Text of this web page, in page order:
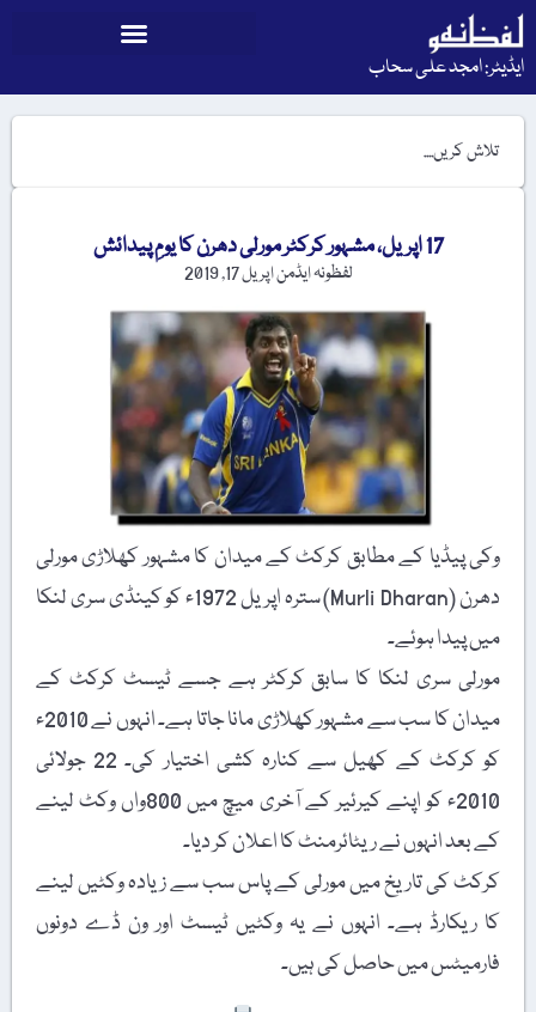
ایڈیٹر: امجد علی سحاب
17 اپریل، مشہور کرکٹر مورلی دھرن کا یومِ پیدائش
لفظونہ ایڈمناپریل 17, 2019
وکی پیڈیا کے مطابق کرکٹ کے میدان کا مشہور کھلاڑی مورلی
دھرن (Murli Dharan) سترہ اپریل 1972ء کو کینڈی سری لنکا
میں پیدا ہوئے۔
مورلی سری لنکا کا سابق کرکٹر ہے جسے ٹیسٹ کرکٹ کے
میدان کا سب سے مشہور کھلاڑی مانا جاتا ہے۔ انہوں نے 2010ء
کو کرکٹ کے کھیل سے کنارہ کشی اختیار کی۔ 22 جولائی
2010ء کو اپنے کیرئیر کے آخری میچ میں 800واں وکٹ لینے
کے بعد انہوں نے ریٹائرمنٹ کا اعلان کر دیا۔
کرکٹ کی تاریخ میں مورلی کے پاس سب سے زیادہ وکٹیں لینے
کا ریکارڈ ہے۔ انہوں نے یہ وکٹیں ٹیسٹ اور ون ڈے دونوں
فارمیٹس میں حاصل کی ہیں۔